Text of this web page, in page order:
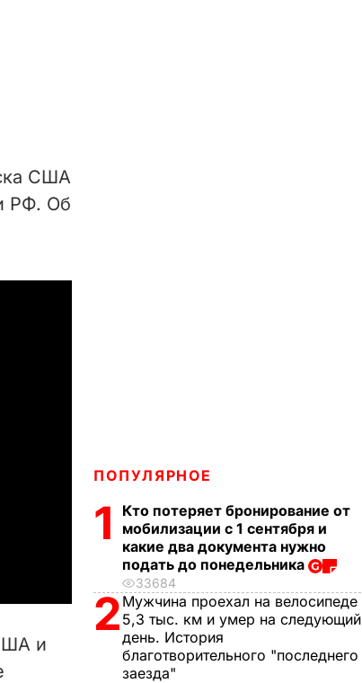
США
РФ. Об
и
ПОПУЛЯРНОЕ
1
Кто потеряет бронирование от
мобилизации с 1 сентября и
какие два документа нужно
подать до понедельника
33684
2 Мужчина проехал на велосипеде
5,3 тыс. км и умер на следующий
день. История
благотворительного "последнего
заезда"